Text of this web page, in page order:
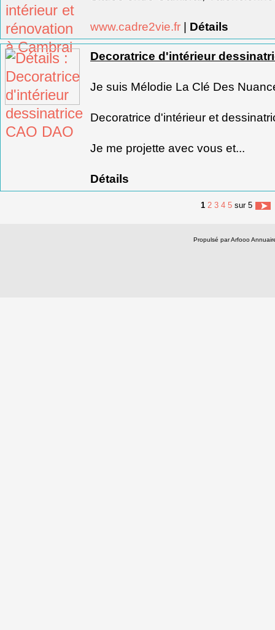
www.cadre2vie.fr | Détails
Decoratrice d'intérieur
Je suis Mélodie La Clé Des
Decoratrice d'intérieur et
Je me projette avec vous et...
Détails
1 2 3 4 5 sur 5
Propulsé par Arfooo